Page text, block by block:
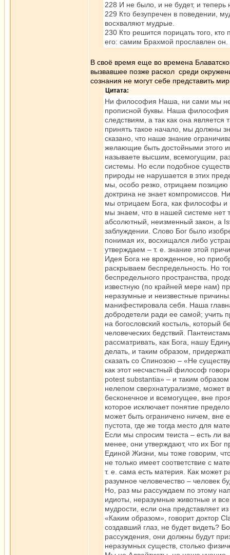
228 И не было, и не будет, и теперь
229 Кто безупречен в поведении,
восхваляют мудрые.
230 Кто решится порицать того,
его: самим Брахмой прославлен
В своё время еще во времена
вызвавшее позже раскол среди
сознания не могут себе представить
Цитата:
Ни философия Наша, ни сами мы не
прописной буквы. Наша философия
следствиям, а так как она
принять такое начало, мы должны
сказано, что наше знание
желающие быть достойными этого
называете высшим, всемогущим,
системы. Но если подобное
природы не нарушается в этих
мы, особо резко, отрицаем
доктрина не знает компромиссов.
мы отрицаем Бога, как философы и
мы знаем, что в нашей системе нет
абсолютный, неизменный закон, a
заблуждении. Слово Бог было
понимая их, восхищался либо
утверждаем – т. е. знание этой
Идея Бога не врожденное, но
раскрываем беспредельность. Но
беспредельного пространства,
известную (по крайней мере нам)
неразумные и неизвестные
манифестировала себя. Наша
добродетели ради ее самой; учить
на богословский костыль, который
человеческих бедствий.
рассматривать, как Бога, нашу
делать, и таким образом,
сказать со Спинозою – «Не
как этот несчастный философ
potest substantia» – и таким
нелепом сверхнатурализме, может
бесконечное и всемогущее, вне
которое исключает понятие
может быть ограничено ничем, вне
пустота, где же тогда место для
Если мы спросим теиста – есть ли
менее, они утверждают, что их Бог
Единой Жизни, мы тоже говорим,
не только имеет соответствие с
т. е. сама есть материя. Как может
разумное человечество – человек
Но, раз мы рассуждаем по этому
идиоты, неразумные животные и
мудрости, если она представляет
«Каким образом», говорит доктор
создавший глаз, не будет видеть?
рассуждения, они должны будут
неразумных существ, столько